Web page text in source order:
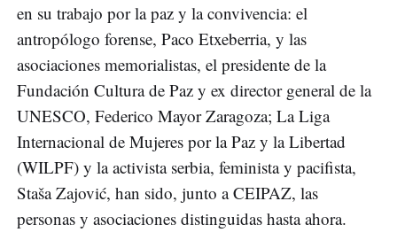
en su trabajo por la paz y la convivencia: el
antropólogo forense, Paco Etxeberria, y las
asociaciones memorialistas, el presidente de la
Fundación Cultura de Paz y ex director general de la
UNESCO, Federico Mayor Zaragoza; La Liga
Internacional de Mujeres por la Paz y la Libertad
(WILPF) y la activista serbia, feminista y pacifista,
Staša Zajović, han sido, junto a CEIPAZ, las
personas y asociaciones distinguidas hasta ahora.